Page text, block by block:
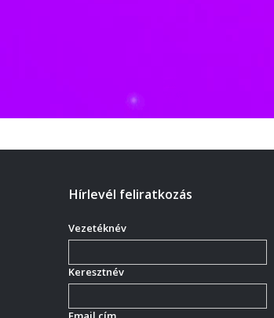
Hírlevél feliratkozás
Vezetéknév
Keresztnév